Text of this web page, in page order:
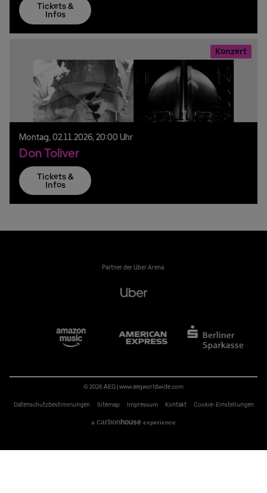
Tickets &
Infos
Konzert
Montag, 02.11.2026, 20:00 Uhr
Don Toliver
Tickets &
Infos
Partner der Uber Arena:
© 2026 AEG |www.aegworldwide.com
Datenschutzbestimmungen Sitemap Impressum Kontakt Cookie-Einstellungen
a carbonhouse experience